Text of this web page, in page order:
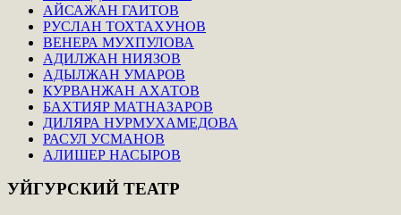
АЙСАЖАН ГАИТОВ
РУСЛАН ТОХТАХУНОВ
ВЕНЕРА МУХПУЛОВА
АДИЛЖАН НИЯЗОВ
АДЫЛЖАН УМАРОВ
КУРВАНЖАН АХАТОВ
БАХТИЯР МАТНАЗАРОВ
ДИЛЯРА НУРМУХАМЕДОВА
РАСУЛ УСМАНОВ
АЛИШЕР НАСЫРОВ
УЙГУРСКИЙ ТЕАТР